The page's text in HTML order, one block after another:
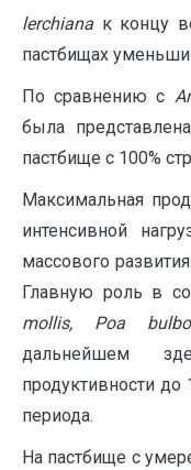
lerchiana к концу
пастбищах
По сравнению с
была
пастбище с 100%
Максимальная
интенсивной
массового
Главную роль в
mollis, Poa
дальнейшем
продуктивности до
периода.
На пастбище с